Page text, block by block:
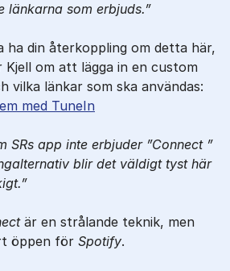
länkarna som erbjuds.
ha din återkoppling om detta här,
Kjell om att lägga in en custom
vilka länkar som ska användas:
med TuneIn
SRs app inte erbjuder ”Connect ”
blir det väldigt tyst här
är en strålande teknik, men
öppen för Spotify.